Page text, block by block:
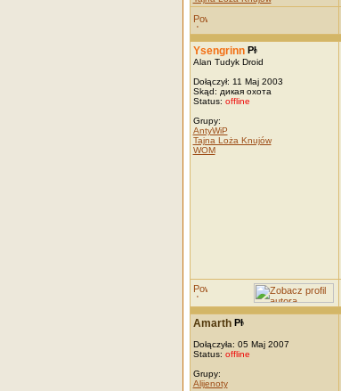
Ysengrinn
Alan Tudyk Droid
Dołączył: 11 Maj 2003
Skąd: дикая охота
Status: offline
Grupy:
AntyWiP
Tajna Loża Knujów
WOM
Amarth
Dołączyła: 05 Maj 2007
Status: offline
Grupy:
Alijenoty